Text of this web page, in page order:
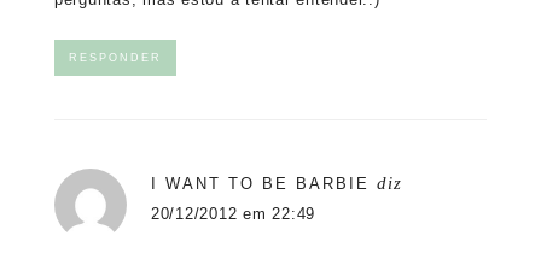
RESPONDER
I WANT TO BE BARBIE diz
20/12/2012 em 22:49